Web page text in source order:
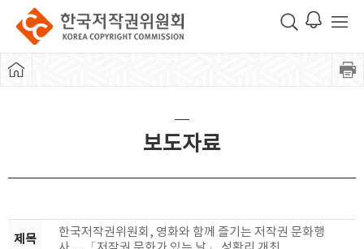
보도자료
제목
한국저작권위원회, 영화와 함께 즐기는 저작권 문화행